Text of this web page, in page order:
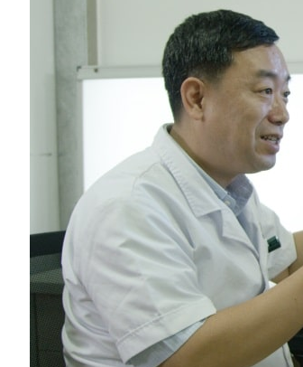
《I Am AI》紀錄片第三集
肺癌一直最難以診斷的疾病
《I Am AI》紀錄片 的第三
用有著 GPU 助力的人工
醫生通常以目視方式在 CT
發現微小的結節。圖瑪深
鐘昕說：「幾乎每一件肺
運用深度學習提高癌